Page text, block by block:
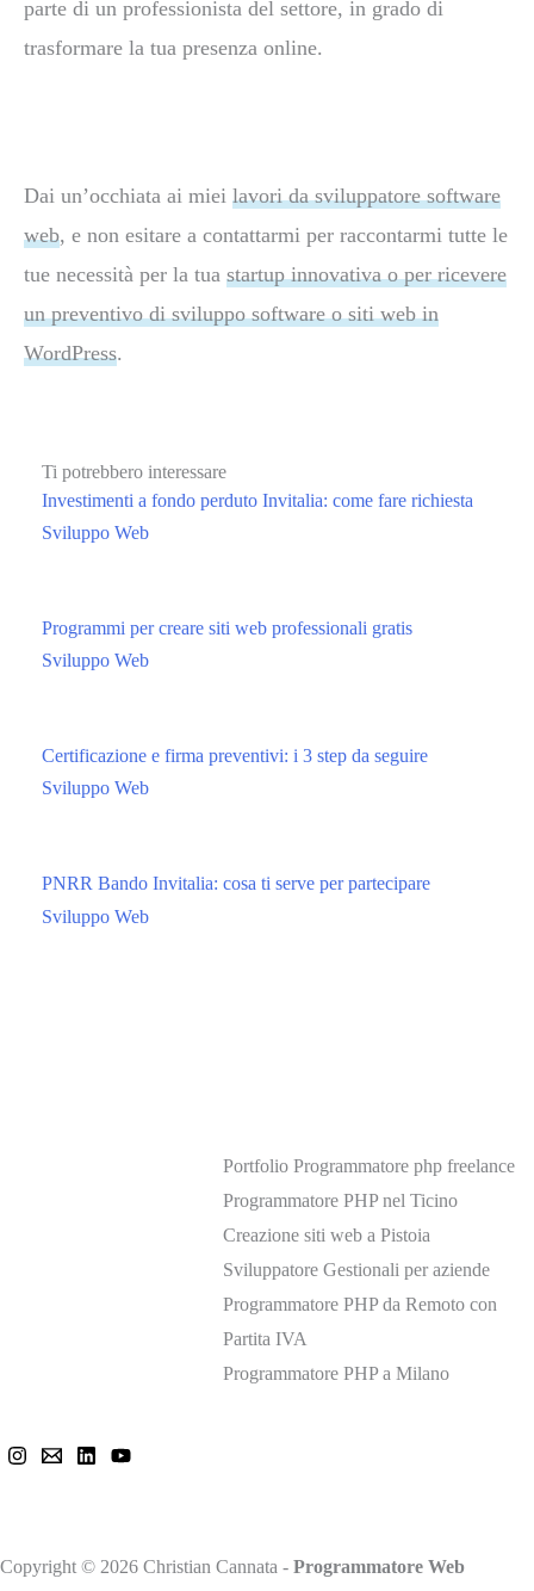
parte di un professionista del settore, in grado di
trasformare la tua presenza online.
Dai un’occhiata ai miei lavori da sviluppatore software
web, e non esitare a contattarmi per raccontarmi tutte le
tue necessità per la tua startup innovativa o per ricevere
un preventivo di sviluppo software o siti web in
WordPress.
Ti potrebbero interessare
Investimenti a fondo perduto Invitalia: come fare richiesta
Sviluppo Web
Programmi per creare siti web professionali gratis
Sviluppo Web
Certificazione e firma preventivi: i 3 step da seguire
Sviluppo Web
PNRR Bando Invitalia: cosa ti serve per partecipare
Sviluppo Web
Portfolio Programmatore php freelance
Programmatore PHP nel Ticino
Creazione siti web a Pistoia
Sviluppatore Gestionali per aziende
Programmatore PHP da Remoto con
Partita IVA
Programmatore PHP a Milano
Copyright © 2026 Christian Cannata - Programmatore Web